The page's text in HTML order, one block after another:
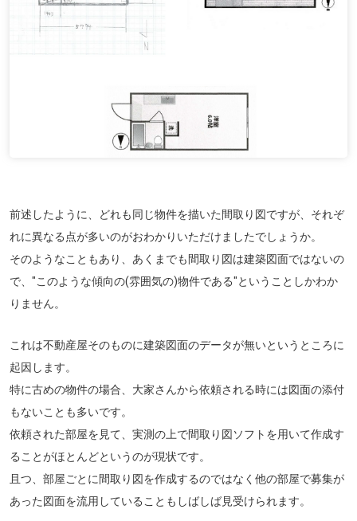
前述したように、どれも同じ物件を描いた間取り図ですが、それぞ
れに異なる点が多いのがおわかりいただけましたでしょうか。
そのようなこともあり、あくまでも間取り図は建築図面ではないの
で、 "このような傾向の(雰囲気の)物件である"ということしかわか
りません。
これは不動産屋そのものに建築図面のデータが無いというところに
起因します。
特に古めの物件の場合、大家さんから依頼される時には図面の添付
もないことも多いです。
依頼された部屋を見て、実測の上で間取り図ソフトを用いて作成す
ることがほとんどというのが現状です。
且つ、部屋ごとに間取り図を作成するのではなく他の部屋で募集が
あった図面を流用していることもしばしば見受けられます。